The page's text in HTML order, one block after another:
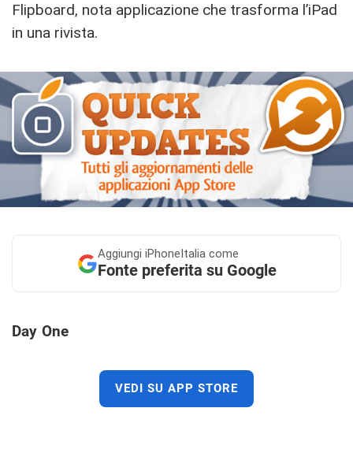
Flipboard, nota applicazione che trasforma l’iPad
in una rivista.
Aggiungi iPhoneItalia come
Fonte preferita su Google
Day One
VEDI SU APP STORE